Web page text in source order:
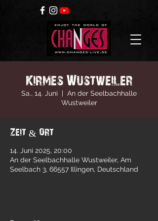
Kirmes Wustweiler
Sa., 14. Juni
  |
An der Seelbachhalle
Wustweiler
Zeit & Ort
14. Juni 2025, 20:00
An der Seelbachhalle Wustweiler, Am
Seelbach 3, 66557 Illingen, Deutschland